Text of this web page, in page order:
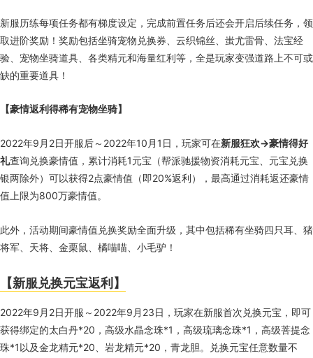
新服历练每项任务都有梯度设定，完成前置任务后还会开启后续任务，领
取进阶奖励！奖励包括坐骑宠物兑换券、云织锦丝、蚩尤雷骨、法宝经
验、宠物坐骑道具、各类精元和海量红利等，全是玩家变强道路上不可或
缺的重要道具！
【豪情返利得稀有宠物坐骑】
2022年9 月 2日开服后～ 2022年10 月 1 日，玩家可在新服狂欢→豪情得好
礼查询兑换豪情值，累计消耗1元宝（帮派驰援物资消耗元宝、元宝兑换
银两除外）可以获得2点豪情值（即20%返利），最高通过消耗返还豪情
值上限为800万豪情值。
此外，活动期间豪情值兑换奖励全面升级，其中包括稀有坐骑四只耳、猪
将军、天将、金栗鼠、橘喵喵、小毛驴！
【新服兑换元宝返利】
2022年9月 2日开服～ 2022年9月 23日，玩家在新服首次兑换元宝，即可
获得绑定的太白丹*20 ，高级水晶念珠*1 ，高级琉璃念珠*1 ，高级菩提念
珠*1以及金龙精元*20、岩龙精元*20 ，青龙胆。兑换元宝任意数量不